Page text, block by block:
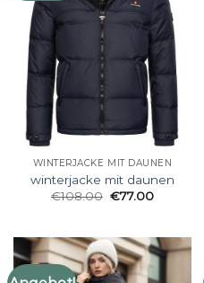
WINTERJACKE MIT DAUNEN
winterjacke mit daunen
€108.00 €77.00